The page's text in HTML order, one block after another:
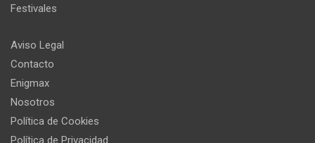
Festivales
Aviso Legal
Contacto
Enigmax
Nosotros
Política de Cookies
Política de Privacidad